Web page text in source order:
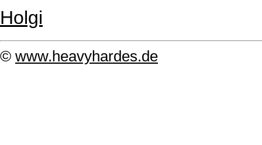
Holgi
© www.heavyhardes.de